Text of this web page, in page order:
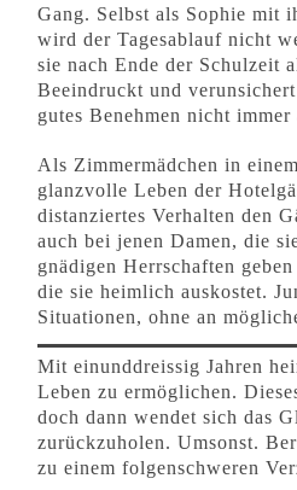
Gang. Selbst als Sophie mit
wird der Tagesablauf nicht
sie nach Ende der Schulzeit
Beeindruckt und
gutes Benehmen nicht
Als Zimmermädchen in
glanzvolle Leben der
distanziertes Verhalten den
auch bei jenen Damen, die
gnädigen Herrschaften
die sie heimlich auskostet.
Situationen, ohne an
Mit einunddreissig Jahren
Leben zu ermöglichen.
doch dann wendet sich das
zurückzuholen. Umsonst.
zu einem folgenschweren